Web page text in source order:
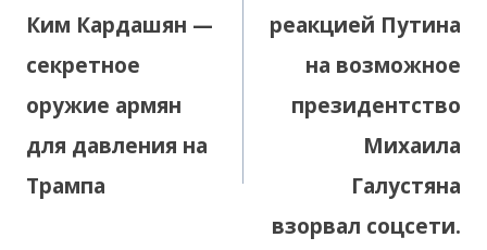
Ким Кардашян —
секретное
оружие армян
для давления на
Трампа
реакцией Путина
на возможное
президентство
Михаила
Галустяна
взорвал соцсети.